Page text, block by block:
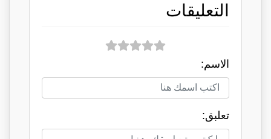
التعليقات
الاسم:
تعلبق: